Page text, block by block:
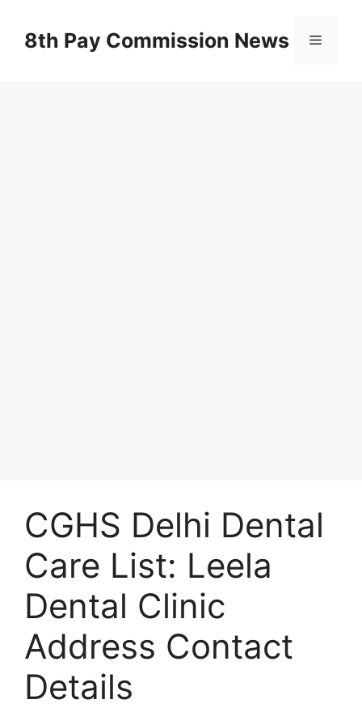
content8th Pay Commission News Menu
CGHS Delhi Dental
Care List: Leela
Dental Clinic
Address Contact
Details